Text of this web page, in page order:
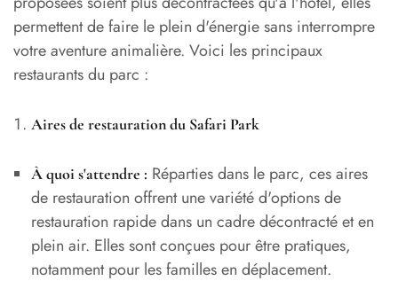
permettent de faire le plein d'énergie sans interrompre
votre aventure animalière. Voici les principaux
restaurants du parc :
Aires de restauration du Safari Park
À quoi s'attendre : Réparties dans le parc, ces aires
de restauration offrent une variété d'options de
restauration rapide dans un cadre décontracté et en
plein air. Elles sont conçues pour être pratiques,
notamment pour les familles en déplacement.